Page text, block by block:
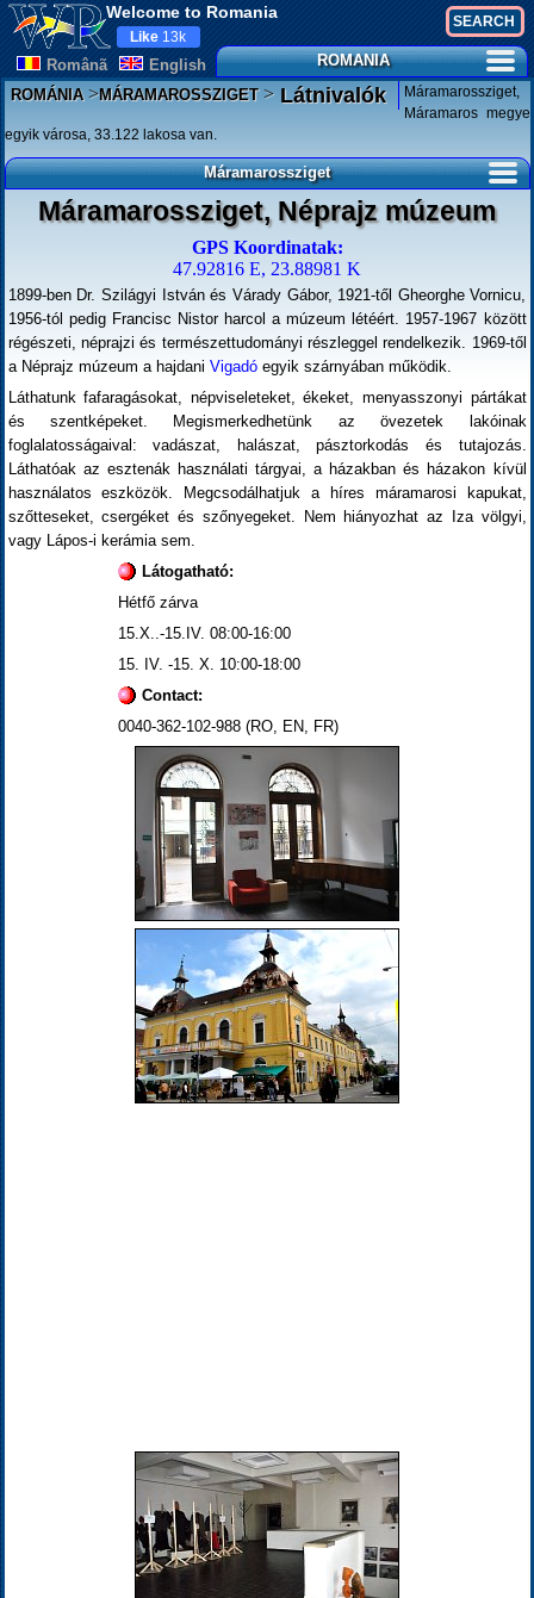
Welcome to Romania
Românã English
Like 13k
ROMANIA
ROMÁNIA>MÁRAMAROSSZIGET>Látnivalók
Máramarossziget,
Máramaros megye
egyik városa, 33.122 lakosa van.
Máramarossziget
Máramarossziget, Néprajz múzeum
GPS Koordinatak:
47.92816 E, 23.88981 K
1899-ben Dr. Szilágyi István és Várady Gábor, 1921-től Gheorghe Vornicu,
1956-tól pedig Francisc Nistor harcol a múzeum létéért. 1957-1967 között
régészeti, néprajzi és természettudományi részleggel rendelkezik. 1969-től
a Néprajz múzeum a hajdani Vigadóegyik szárnyában működik.
Láthatunk fafaragásokat, népviseleteket, ékeket, menyasszonyi pártákat
és szentképeket. Megismerkedhetünk az övezetek lakóinak
foglalatosságaival: vadászat, halászat, pásztorkodás és tutajozás.
Láthatóak az esztenák használati tárgyai, a házakban és házakon kívül
használatos eszközök. Megcsodálhatjuk a híres máramarosi kapukat,
szőtteseket, csergéket és szőnyegeket. Nem hiányozhat az Iza völgyi,
vagy Lápos-i kerámia sem.
Látogatható:
Hétfő zárva
15.X..-15.IV. 08:00-16:00
15. IV. -15. X. 10:00-18:00
Contact:
0040-362-102-988 (RO, EN, FR)